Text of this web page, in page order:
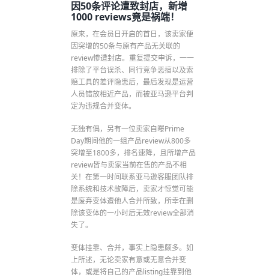
因50条评论遭致封店，新增
1000 reviews竟是祸端！
原来，在会员日开启的首日，该卖家便
因突增的50条与原有产品无关联的
review惨遭封店。重复提交申诉，一一
排除了平台误杀、同行竞争恶搞以及索
赔工具的差评隐患后，最后发现是运营
人员错放相近产品，而被亚马逊平台判
定为违规合并变体。
无独有偶，另有一位卖家自曝Prime
Day期间他的一组产品review从800多
突增至1800多，排名速降，且所增产品
review皆与卖家当前在售的产品不相
关！在第一时间联系亚马逊客服团队排
除系统和技术故障后，卖家才惊觉可能
是废弃变体遭他人合并所致，所幸在删
除该变体的一小时后无效review全部消
失了。
变体挂靠、合并，事实上隐患颇多。如
上所述，无论卖家有意或无意合并变
体，或是将自己的产品listing挂靠到他